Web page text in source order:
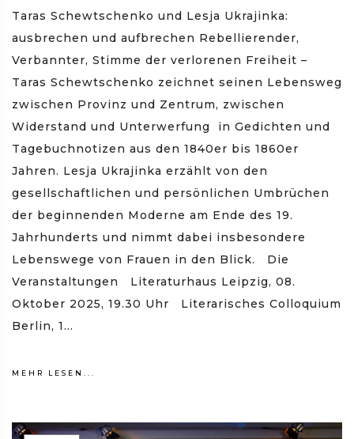
Taras Schewtschenko und Lesja Ukrajinka:
ausbrechen und aufbrechen Rebellierender,
Verbannter, Stimme der verlorenen Freiheit –
Taras Schewtschenko zeichnet seinen Lebensweg
zwischen Provinz und Zentrum, zwischen
Widerstand und Unterwerfung in Gedichten und
Tagebuchnotizen aus den 1840er bis 1860er
Jahren. Lesja Ukrajinka erzählt von den
gesellschaftlichen und persönlichen Umbrüchen
der beginnenden Moderne am Ende des 19.
Jahrhunderts und nimmt dabei insbesondere
Lebenswege von Frauen in den Blick. Die
Veranstaltungen Literaturhaus Leipzig, 08.
Oktober 2025, 19.30 Uhr Literarisches Colloquium
Berlin, 1...
MEHR LESEN...